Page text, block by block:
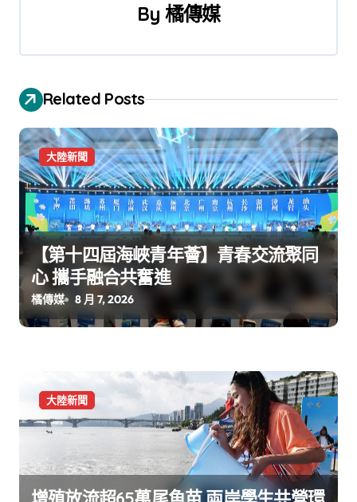
By 橘傳媒
Related Posts
大陸新聞
【第十四屆海峽青年薈】青春交流聚同
心 攜手融合共奮進
橘傳媒 8 月 7, 2026
大陸新聞